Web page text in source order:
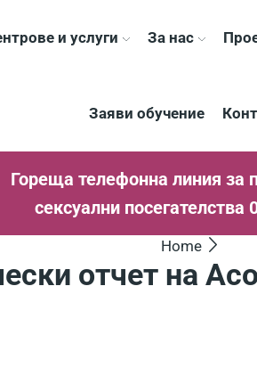
и услуги За нас
Заяви обучение
Гореща телефонна линия за
сексуални посегателства
Home
отчет на